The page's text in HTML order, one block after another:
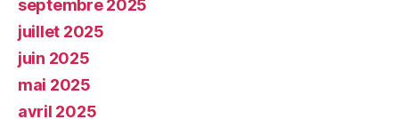
septembre 2025
juillet 2025
juin 2025
mai 2025
avril 2025